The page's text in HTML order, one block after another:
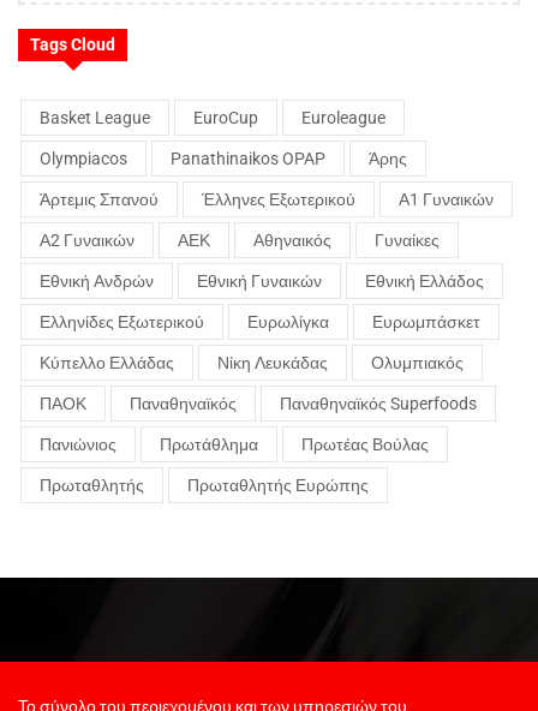
Tags Cloud
Basket League EuroCup Euroleague
Olympiacos Panathinaikos OPAP Άρης
Άρτεμις Σπανού Έλληνες Εξωτερικού Α1 Γυναικών
Α2 Γυναικών ΑΕΚ Αθηναικός Γυναίκες
Εθνική Ανδρών Εθνική Γυναικών Εθνική Ελλάδος
Ελληνίδες Εξωτερικού Ευρωλίγκα Ευρωμπάσκετ
Κύπελλο Ελλάδας Νίκη Λευκάδας Ολυμπιακός
ΠΑΟΚ Παναθηναϊκός Παναθηναϊκός Superfoods
Πανιώνιος Πρωτάθλημα Πρωτέας Βούλας
Πρωταθλητής Πρωταθλητής Ευρώπης
Το σύνολο του περιεχομένου και των υπηρεσιών του